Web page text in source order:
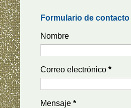
Formulario de contacto
Nombre
Correo electrónico *
Mensaje *